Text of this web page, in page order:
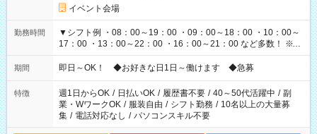
イベント会場
勤務時間
▼シフト例 ・08：00～19：00 ・09：00～18：00 ・10：00～
17：00 ・13：00～22：00 ・16：00～21：00 など多数！ ※お
仕事により勤務時間が異なります
期間 即日～OK！ ◆お好きな日1日～働けます ◆急募
特徴 週1日からOK / 日払いOK / 履歴書不要 / 40～50代活躍中 / 副
業・WワークOK / 服装自由 / シフト勤務 / 10名以上の大量募
集 / 電話対応なし / パソコンスキル不要